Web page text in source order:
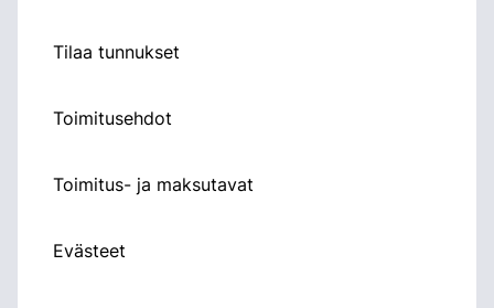
Tilaa tunnukset
Toimitusehdot
Toimitus- ja maksutavat
Evästeet